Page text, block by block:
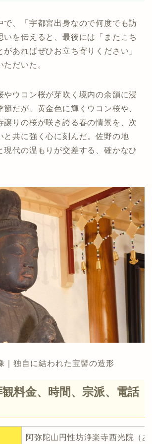
で、「宇都宮出身なので何度でも訪
いを伝えると、最後には「またこち
があればぜひお立ち寄りください」
だいた。
やウコン桜が芽吹く境内の余韻に浸
節だが、黄金色に輝くウコン桜や、
譲りの桜が咲き誇る春の情景を、次
と共に強く心に刻んだ。佐野の地
現代の温もりが交差する、確かなひ
｜独自に結われた宝髻の造形
料金、時間、宗派、電話
阿弥陀山円性坊浄楽寺西光院（